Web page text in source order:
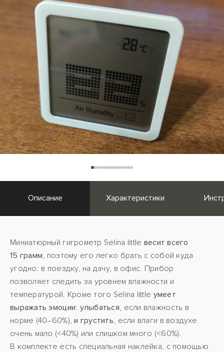
Описание Характеристики
Миниатюрный гигрометр Selina little весит всего
15 грамм, поэтому его легко брать с собой куда
угодно: в поездку, на дачу, в офис. Прибор
позволяет следить за уровнем влажности и
температурой. Кроме того Selina little умеет
выражать эмоции: улыбаться, если влажность в
норме (40–60%),и грустить, если влаги в воздухе
очень мало (<40%) или слишком много (<60%).
В комплекте есть специальная наклейка, с помощью